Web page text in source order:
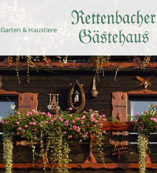
Ferienwohnungen
Rettenbach
Garten & Haustiere